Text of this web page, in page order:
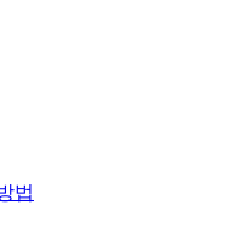
법